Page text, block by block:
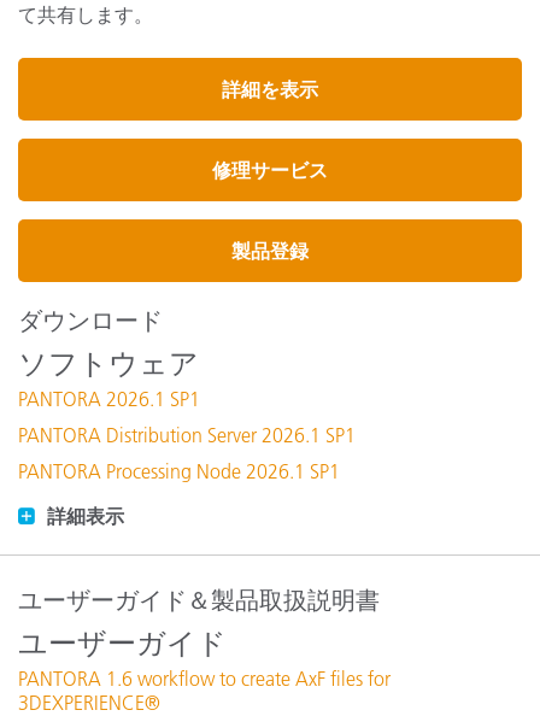
て共有します。
詳細を表示
修理サービス
製品登録
ダウンロード
ソフトウェア
PANTORA 2026.1 SP1
PANTORA Distribution Server 2026.1 SP1
PANTORA Processing Node 2026.1 SP1
詳細表示
ユーザーガイド＆製品取扱説明書
ユーザーガイド
PANTORA 1.6 workflow to create AxF files for
3DEXPERIENCE®